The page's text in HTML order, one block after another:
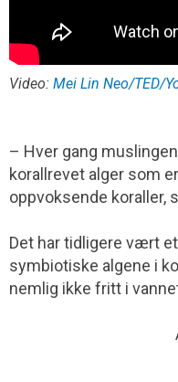
Video: Mei Lin Neo/TED/
– Hver gang
korallrevet alger som
oppvoksende koraller,
Det har tidligere vært
symbiotiske algene i
nemlig ikke fritt i